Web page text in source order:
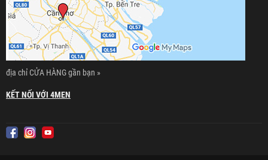
địa chỉ CỬA HÀNG gần bạn »
KẾT NỐI VỚI 4MEN